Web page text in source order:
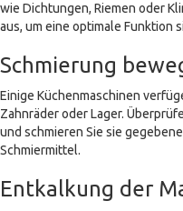
wie Dichtungen, Riemen oder
aus, um eine optimale Funktion
Schmierung
Einige Küchenmaschinen
Zahnräder oder Lager.
und schmieren Sie sie
Schmiermittel.
Entkalkung der